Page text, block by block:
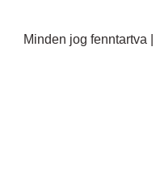
Minden jog fenntartva